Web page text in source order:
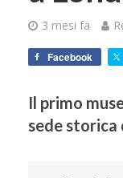
3 mesi fa
Facebook
Il primo
sede storica